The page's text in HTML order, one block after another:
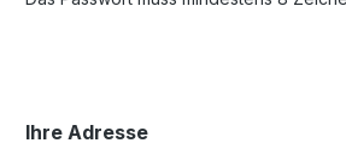
Ihre Adresse